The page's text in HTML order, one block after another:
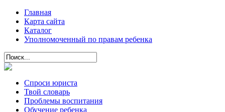
Главная
Карта сайта
Каталог
Уполномоченный по правам ребенка
Спроси юриста
Твой словарь
Проблемы воспитания
Обучение ребенка